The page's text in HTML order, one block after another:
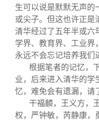
生可以说是默默无声的
或尖子。但这也许正是
清华经过了五年半或六
学界、教育界、工业界
永远不会忘记培养我
根据笔者的记忆，
业，后来进入清华的学
忆，难免会有遗漏，请
干福麟，王义方，
权，严钟敏，芮静康，